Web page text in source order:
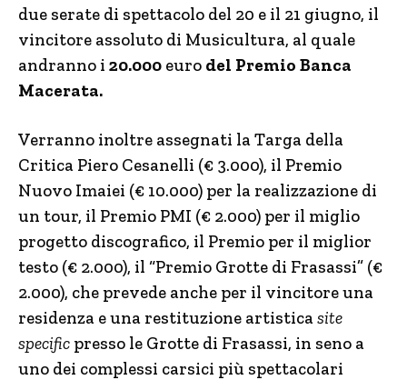
due serate di spettacolo del 20 e il 21 giugno, il
vincitore assoluto di Musicultura, al quale
andranno i 20.000 euro del Premio Banca
Macerata.
Verranno inoltre assegnati la Targa della
Critica Piero Cesanelli (€ 3.000), il Premio
Nuovo Imaiei (€ 10.000) per la realizzazione di
un tour, il Premio PMI (€ 2.000) per il miglio
progetto discografico, il Premio per il miglior
testo (€ 2.000), il “Premio Grotte di Frasassi” (€
2.000), che prevede anche per il vincitore una
residenza e una restituzione artisticasite
specific presso le Grotte di Frasassi, in seno a
uno dei complessi carsici più spettacolari